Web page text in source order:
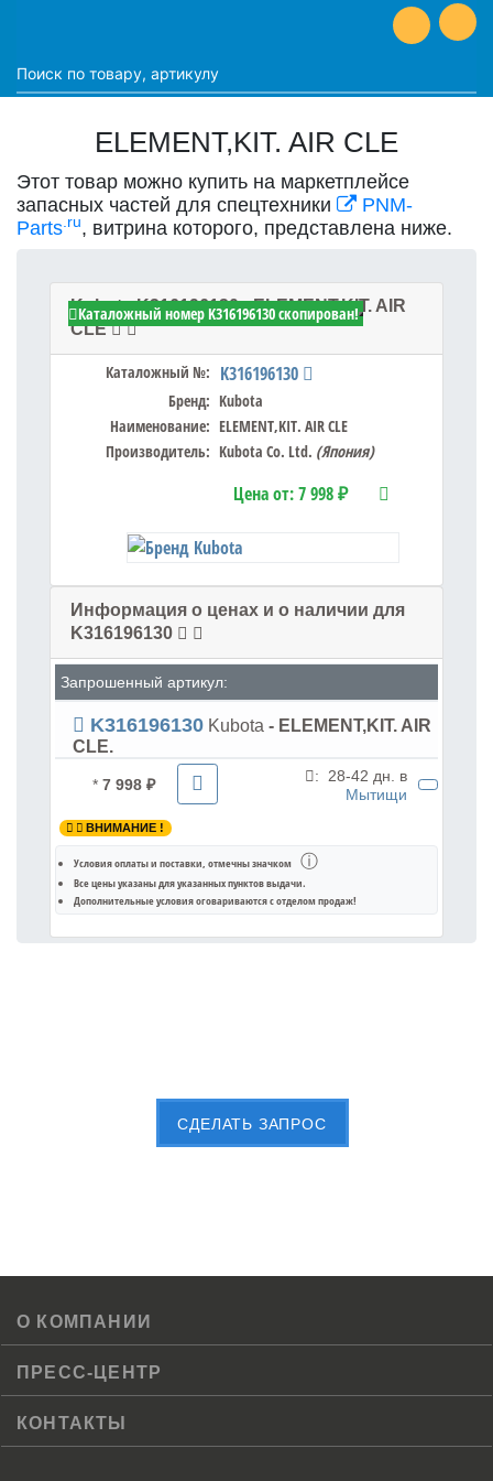
ELEMENT,KIT. AIR CLE
Этот товар можно купить на маркетплейсе
запасных частей для спецтехники
PNM-
Parts.ru, витрина которого, представлена ниже.
Kubota K316196130 - ELEMENT,KIT. AIR
CLE
Каталожный №: K316196130
Бренд: Kubota
Наименование: ELEMENT,KIT. AIR CLE
Производитель: Kubota Co. Ltd. (Япония)
Цена от:7 998 ₽
Каталожный номер K316196130 скопирован!
Информация о ценах и о наличии для
K316196130
Запрошенный артикул:
K316196130 Kubota - ELEMENT,KIT. AIR
CLE.
* 7 998 ₽ : 28-42 дн. в
Мытищи
ВНИМАНИЕ !
Условия оплаты и поставки, отмечны значком ⓘ
Все цены указаны дляуказанных пунктов выдачи.
Дополнительные условия оговариваются с отделом продаж!
CДЕЛАТЬ ЗАПРОС
О КОМПАНИИ
ПРЕСС-ЦЕНТР
КОНТАКТЫ